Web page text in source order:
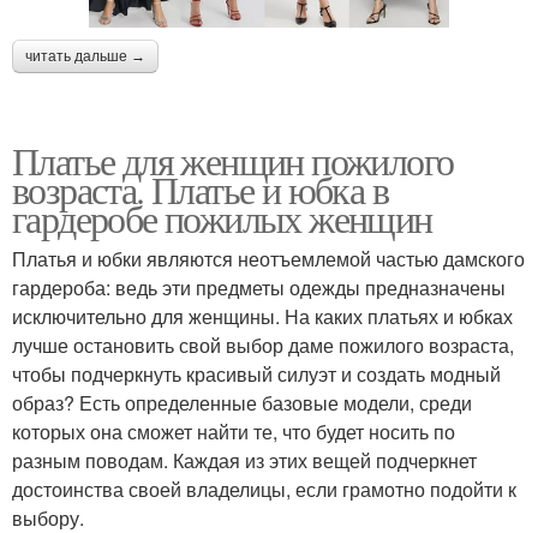
читать дальше →
Платье для женщин пожилого
возраста. Платье и юбка в
гардеробе пожилых женщин
Платья и юбки являются неотъемлемой частью дамского
гардероба: ведь эти предметы одежды предназначены
исключительно для женщины. На каких платьях и юбках
лучше остановить свой выбор даме пожилого возраста,
чтобы подчеркнуть красивый силуэт и создать модный
образ? Есть определенные базовые модели, среди
которых она сможет найти те, что будет носить по
разным поводам. Каждая из этих вещей подчеркнет
достоинства своей владелицы, если грамотно подойти к
выбору.